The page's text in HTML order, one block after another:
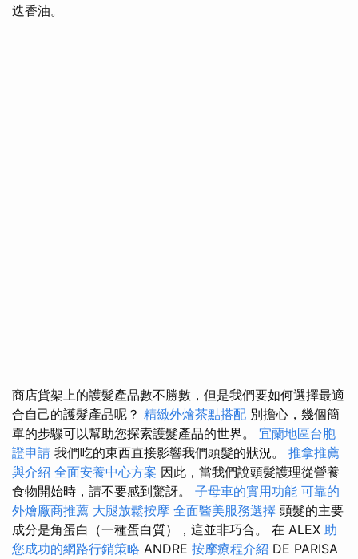
迭香油。
商店貨架上的護髮產品數不勝數，但是我們要如何選擇最適
合自己的護髮產品呢？ 精緻外燴茶點搭配 別擔心，幾個簡
單的步驟可以幫助您探索護髮產品的世界。 宜蘭地區台胞
證申請 我們吃的東西直接影響我們頭髮的狀況。 推拿推薦
與介紹 全面安養中心方案 因此，當我們說頭髮護理從營養
食物開始時，請不要感到驚訝。 子母車的實用功能 可靠的
外燴廠商推薦 大腿放鬆按摩 全面醫美服務選擇 頭髮的主要
成分是角蛋白（一種蛋白質），這並非巧合。 在 ALEX 助
您成功的網路行銷策略 ANDRE 按摩療程介紹 DE PARISA